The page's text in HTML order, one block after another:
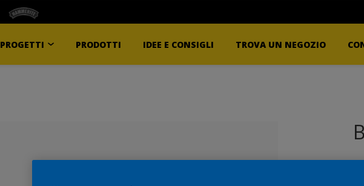
PROGETTI PRODOTTI IDEE E CONSIGLI TROVA UN NEGOZIO